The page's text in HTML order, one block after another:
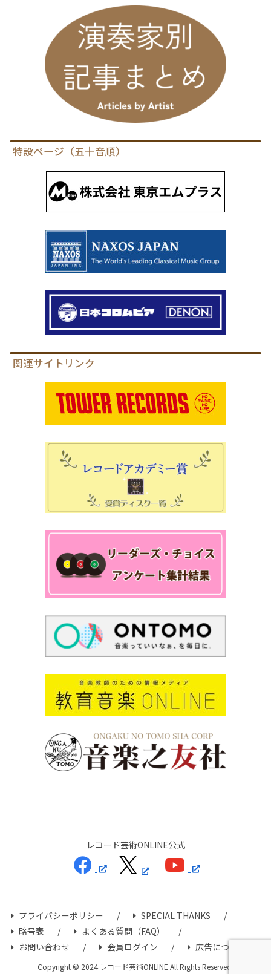
特設ページ（五十音順）
関連サイトリンク
レコード芸術ONLINE公式
プライバシーポリシー
SPECIAL THANKS
略号表
よくある質問（FAQ）
お問い合わせ
会員ログイン 広告について
Copyright © 2024 レコード芸術ONLINE All Rights Reserved.